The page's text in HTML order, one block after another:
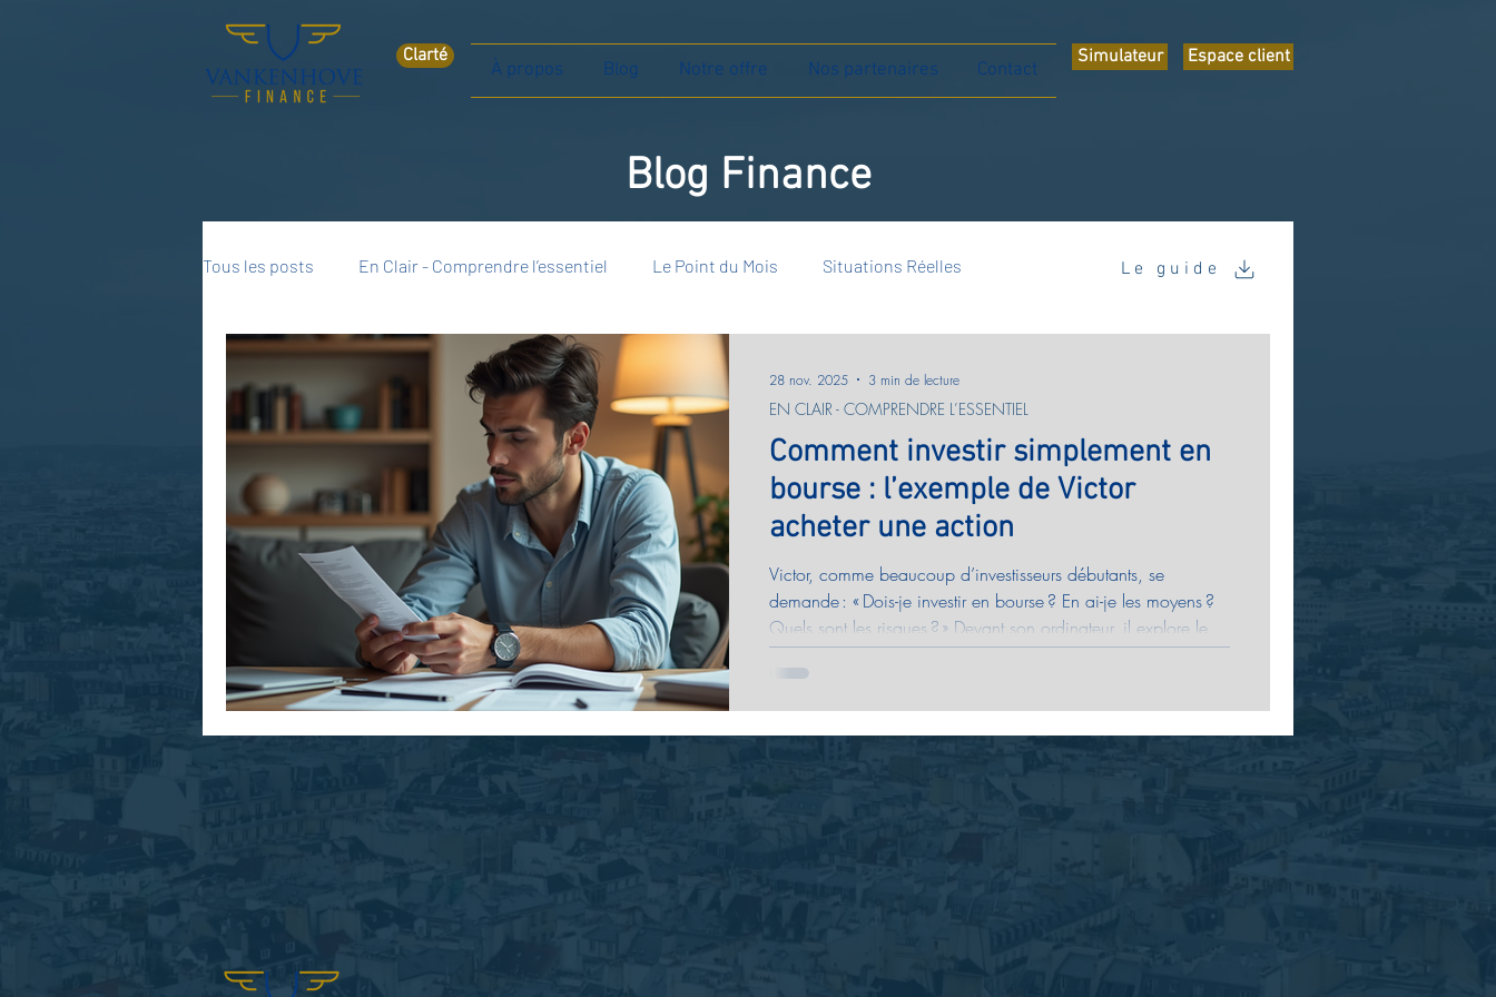
Clarté
À propos Blog Notre offre Nos partenaires Contact
Simulateur Espace client
Blog Finance
Tous les posts En Clair - Comprendre l’essentiel Le Point du Mois Situations Réelles
Comment investir simplement en
bourse : l’exemple de Victor
acheter une action
Victor, comme beaucoup d’investisseurs débutants, se
demande : « Dois-je investir en bourse ? En ai-je les moyens ?
Quels sont les risques ? » Devant son ordinateur, il explore les
premières étapes pour acheter une action et découvre
qu’investir peut être simple et accessible à tous, à condition
de se poser les bonnes questions.
EN CLAIR - COMPRENDRE L’ESSENTIEL
28 nov. 2025 3 min de lecture
Le guide